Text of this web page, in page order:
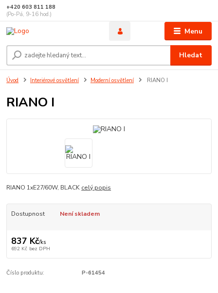
Menu
Hledat
+420 603 811 188
(Po-Pá, 9-16 hod.)
Úvod Interiérové osvětlení Moderní osvětlení RIANO I
RIANO I
RIANO 1xE27/60W, BLACK celý popis
Dostupnost Není skladem
837 Kč/ks
692 Kč bez DPH
Číslo produktu: P-61454